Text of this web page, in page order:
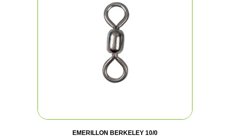
EMERILLON BERKELEY 10/0